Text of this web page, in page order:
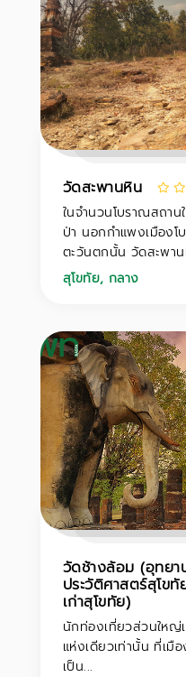
วัดสะพานหิน
ในจำนวนโบราณสถา
ป่า นอกกำแพงเมือง
ตะวันตกนั้น วัดสะพาน
สุโขทัย, กลาง
วัดช้างล้อม (อุทยา
ประวัติศาสตร์สุโข
เก่าสุโขทัย)
นักท่องเที่ยวส่วนใหญ่
แห่งเดียวเท่านั้น ที่เมื
เป็น...